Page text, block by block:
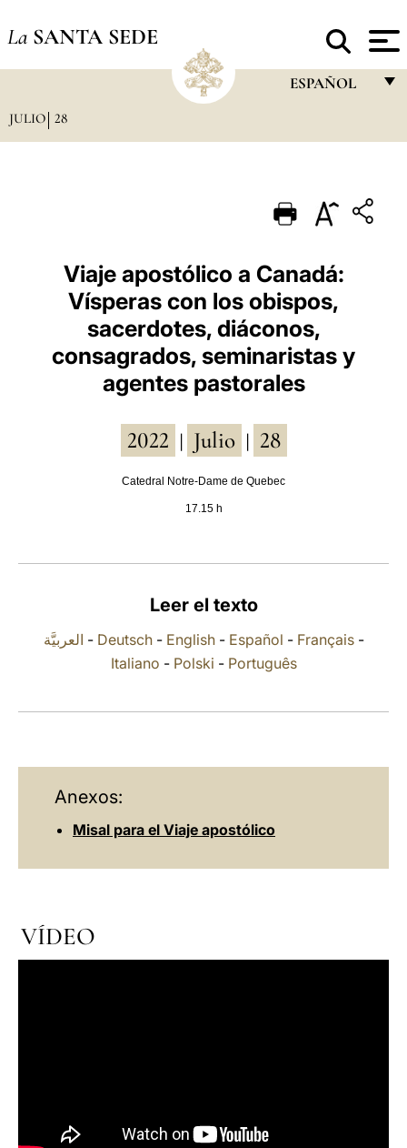
La SANTA SEDE
ESPAÑOL
PORTUGUÊS
ESPAÑOL
DEUTSCH
POLSKI
العربيّة
JULIO 28
Viaje apostólico a Canadá:
Vísperas con los obispos,
sacerdotes, diáconos,
consagrados, seminaristas y
agentes pastorales
2022 Julio 28
Catedral Notre-Dame de Quebec
17.15 h
Leer el texto
العربيَّة - Deutsch- English- Español - Français-
Italiano - Polski - Português
Anexos:
Misal para el Viaje apostólico
VÍDEO